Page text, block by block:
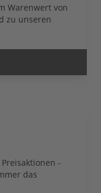
Warenwert von
zu unseren
-
das